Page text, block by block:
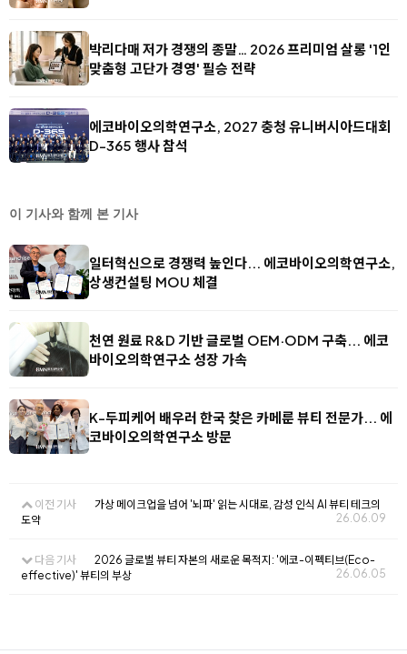
박리다매 저가 경쟁의 종말… 2026 프리미엄 살롱 '1인
맞춤형 고단가 경영' 필승 전략
에코바이오의학연구소, 2027 충청 유니버시아드대회
D-365 행사 참석
이 기사와 함께 본 기사
일터혁신으로 경쟁력 높인다... 에코바이오의학연구소,
상생컨설팅 MOU 체결
천연 원료 R&D 기반 글로벌 OEM·ODM 구축... 에코
바이오의학연구소 성장 가속
K-두피케어 배우러 한국 찾은 카메룬 뷰티 전문가... 에
코바이오의학연구소 방문
이전 기사
가상 메이크업을 넘어 '뇌파' 읽는 시대로, 감성 인식 AI 뷰티 테크의
도약
26.06.09
다음 기사
2026 글로벌 뷰티 자본의 새로운 목적지: '에코-이펙티브(Eco-
effective)' 뷰티의 부상
26.06.05